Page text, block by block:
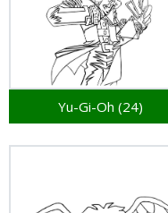
Yu-Gi-Oh (24)